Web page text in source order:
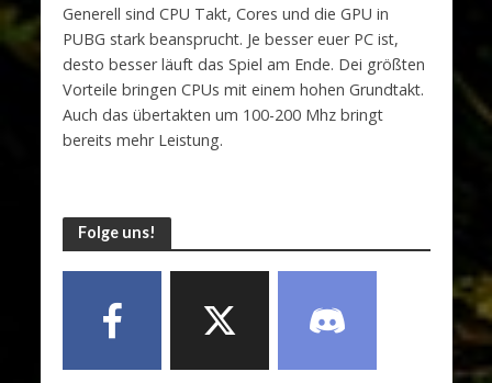
Generell sind CPU Takt, Cores und die GPU in
PUBG stark beansprucht. Je besser euer PC ist,
desto besser läuft das Spiel am Ende. Dei größten
Vorteile bringen CPUs mit einem hohen Grundtakt.
Auch das übertakten um 100-200 Mhz bringt
bereits mehr Leistung.
Folge uns!